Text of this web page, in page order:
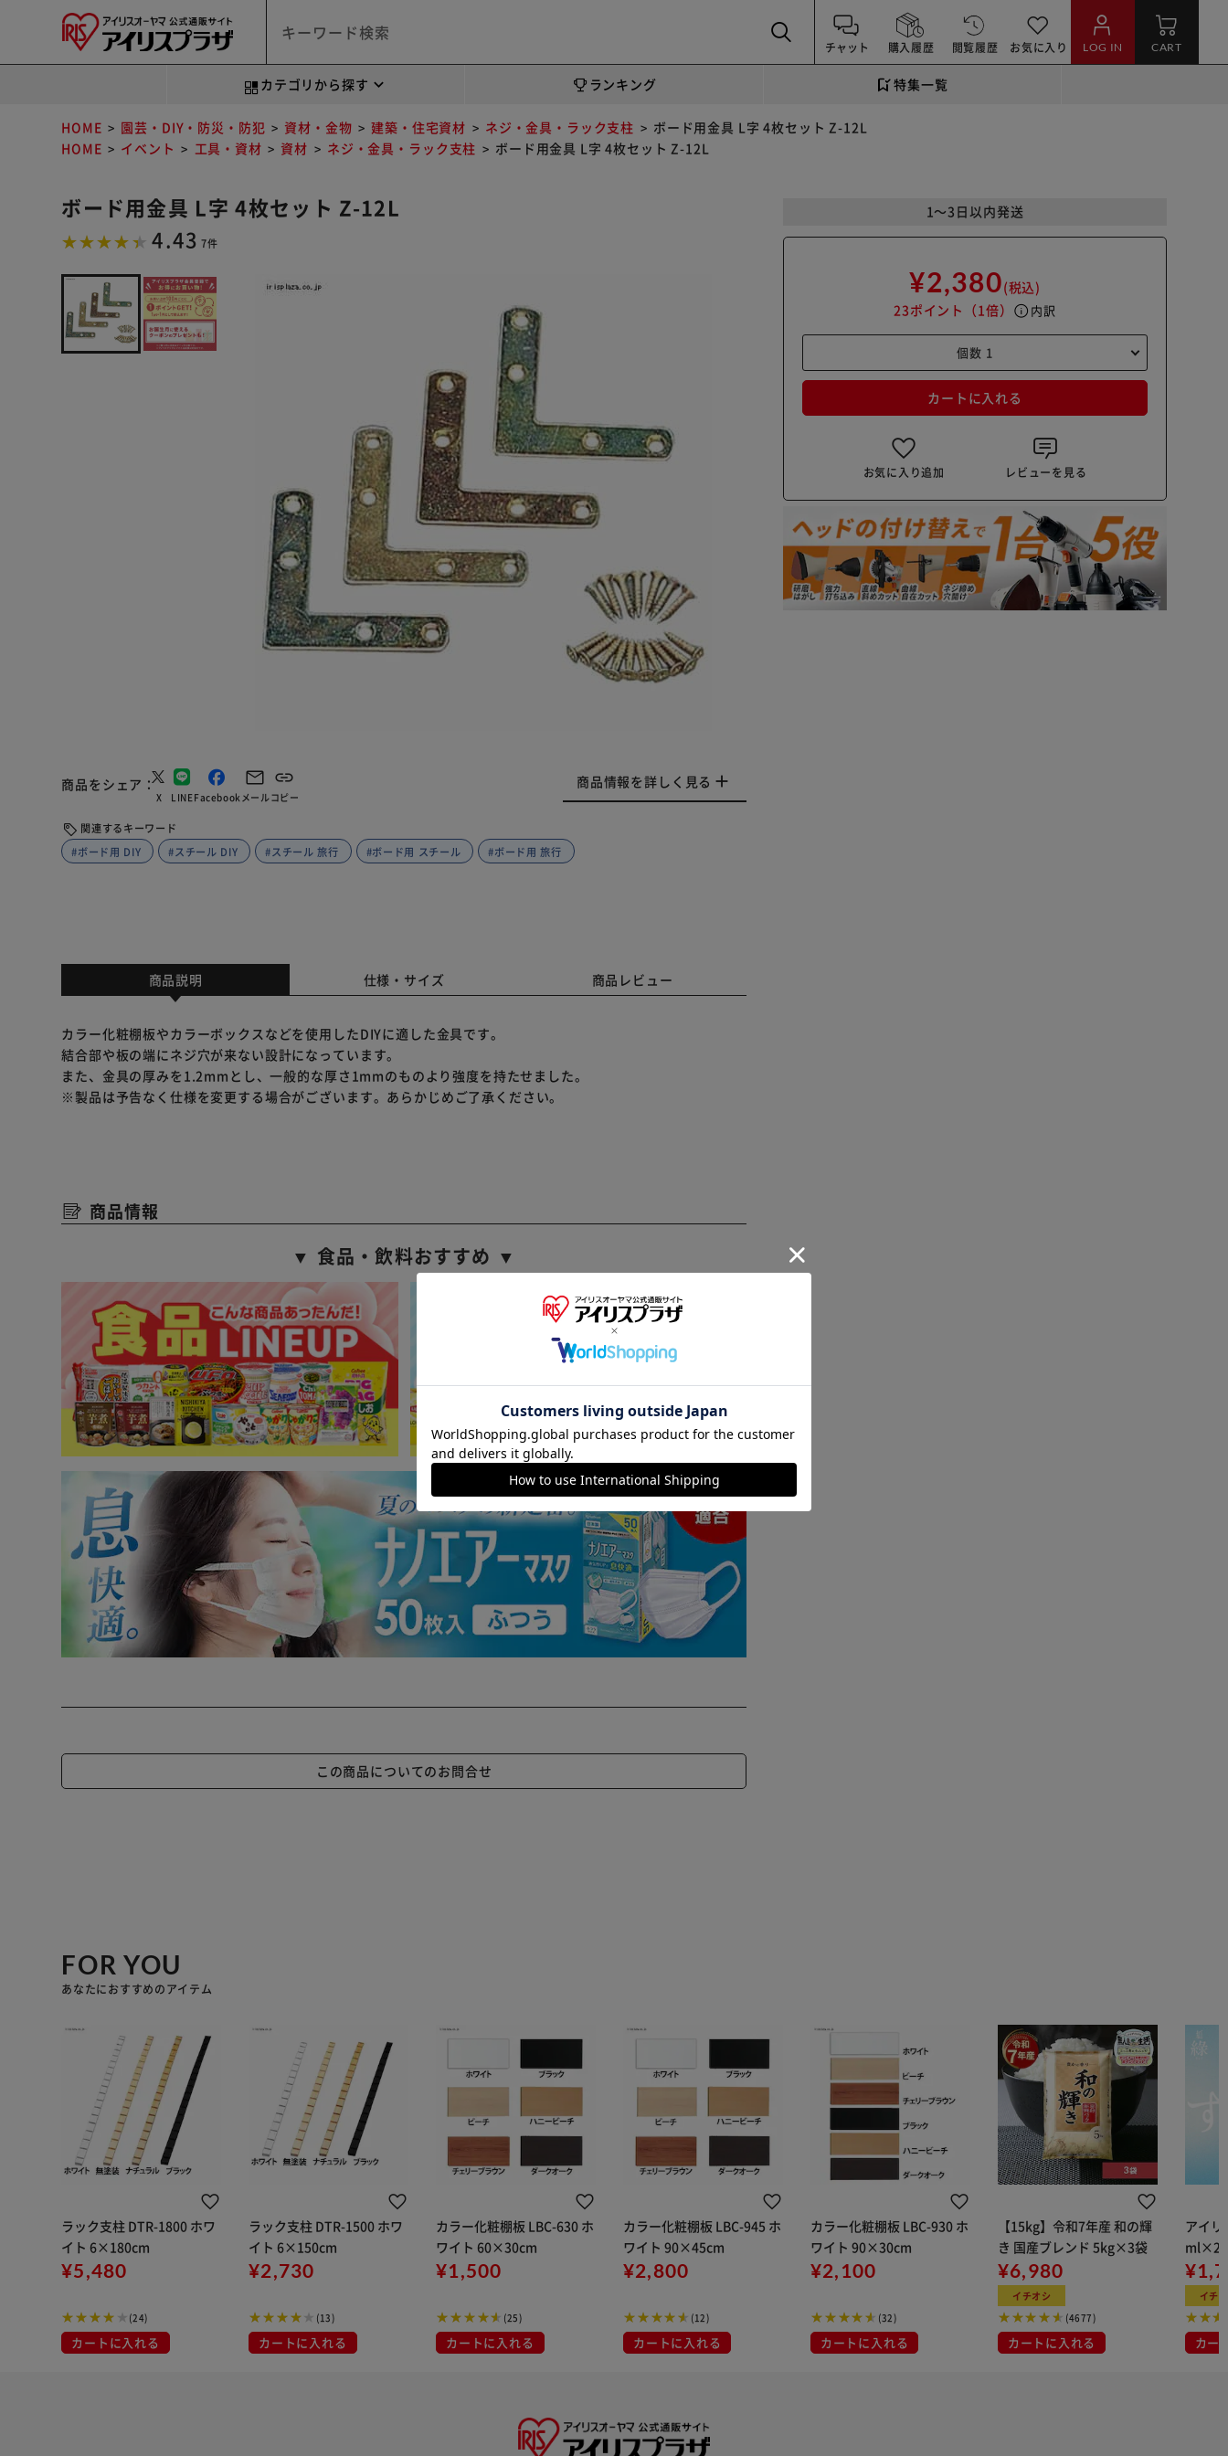
チャット 購入履歴 閲覧履歴 お気に入り LOG IN CART
カテゴリから探す ランキング 特集一覧
HOME 園芸・DIY・防災・防犯 資材・金物 建築・住宅資材 ネジ・金具・ラック支柱
ボード用金具 L字 4枚セット Z-12L
HOME
イベント 工具・資材 資材 ネジ・金具・ラック支柱 ボード用金具 L字 4枚セット Z-12L
ボード用金具 L字 4枚セット Z-12L
4.43 7件
商品をシェア
X LINEFacebook メールコピー
商品情報を詳しく見る
関連するキーワード
#ボード用 DIY
#スチール DIY #スチール 旅行 #ボード用 スチール #ボード用 旅行
1～3日以内発送
¥2,380(税込)
23ポイント （1倍） info 内訳
カートに入れる
お気に入り追加 レビューを見る
商品説明 仕様・サイズ 商品レビュー
カラー化粧棚板やカラーボックスなどを使用したDIYに適した金具です。
結合部や板の端にネジ穴が来ない設計になっています。
また、金具の厚みを1.2mmとし、一般的な厚さ1mmのものより強度を持たせました。
※製品は予告なく仕様を変更する場合がございます。あらかじめご了承ください。
商品情報
▼ 食品・飲料おすすめ ▼
この商品についてのお問合せ
FOR YOU
あなたにおすすめのアイテム
ラック支柱 DTR-1800 ホワ
イト 6×180cm
¥5,480
(24)
カートに入れる
ラック支柱 DTR-1500 ホワ
イト 6×150cm
¥2,730
(13)
カートに入れる
カラー化粧棚板 LBC-630 ホ
ワイト 60×30cm
¥1,500
(25)
カートに入れる
カラー化粧棚板 LBC-945 ホ
ワイト 90×45cm
¥2,800
(12)
カートに入れる
カラー化粧棚板 LBC-930 ホ
ワイト 90×30cm
¥2,100
(32)
カートに入れる
【15kg】令和7年産 和の輝
き 国産ブレンド 5kg×3袋
¥6,980
イチオシ
(4677)
カートに入れる
アイリ
ml×24
用
イチ
カー
※ご確認ください